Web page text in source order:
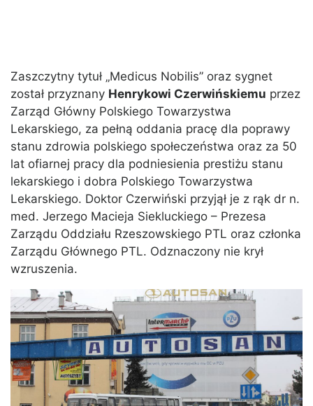
Zaszczytny tytuł „Medicus Nobilis” oraz sygnet
został przyznany Henrykowi Czerwińskiemu przez
Zarząd Główny Polskiego Towarzystwa
Lekarskiego, za pełną oddania pracę dla poprawy
stanu zdrowia polskiego społeczeństwa oraz za 50
lat ofiarnej pracy dla podniesienia prestiżu stanu
lekarskiego i dobra Polskiego Towarzystwa
Lekarskiego. Doktor Czerwiński przyjął je z rąk dr n.
med. Jerzego Macieja Siekluckiego – Prezesa
Zarządu Oddziału Rzeszowskiego PTL oraz członka
Zarządu Głównego PTL. Odznaczony nie krył
wzruszenia.